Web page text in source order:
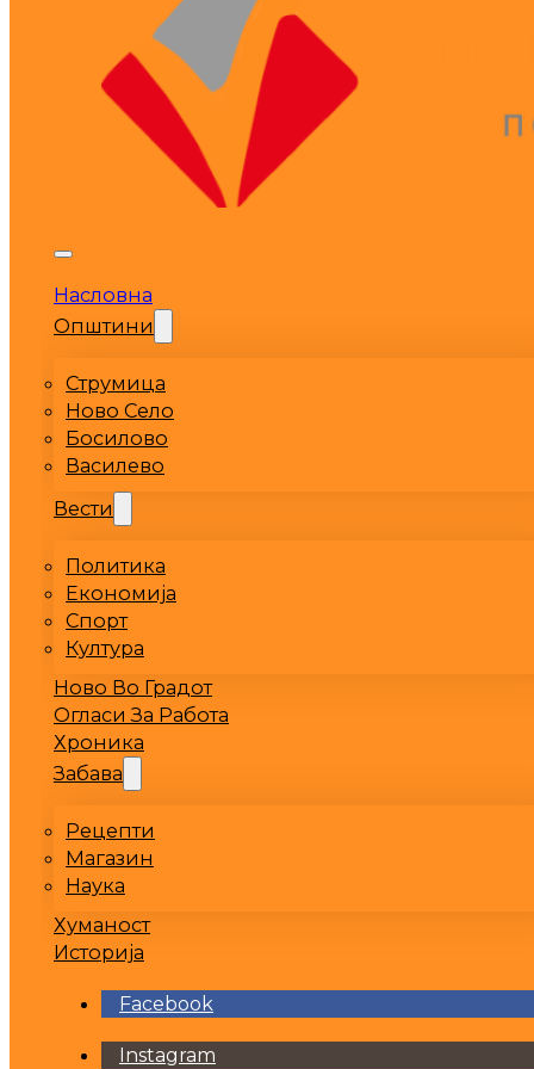
Насловна
Општини
Струмица
Ново Село
Босилово
Василево
Вести
Политика
Економија
Спорт
Култура
Ново Во Градот
Огласи За Работа
Хроника
Забава
Рецепти
Магазин
Наука
Хуманост
Историја
Facebook
Instagram